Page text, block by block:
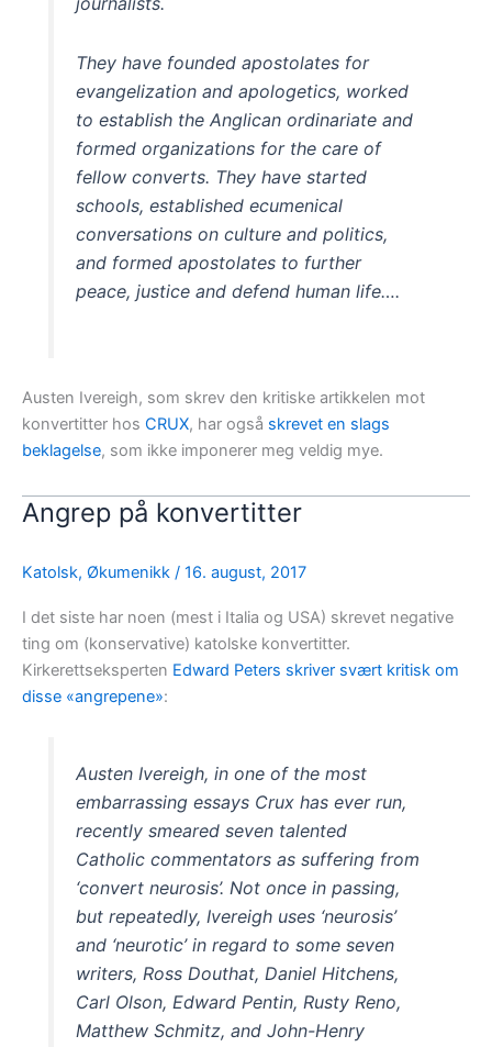
They have founded apostolates for
evangelization and apologetics, worked
to establish the Anglican ordinariate and
formed organizations for the care of
fellow converts. They have started
schools, established ecumenical
conversations on culture and politics,
and formed apostolates to further
peace, justice and defend human life….
Austen Ivereigh, som skrev den kritiske artikkelen mot
konvertitter hos CRUX, har også skrevet en slags
beklagelse, som ikke imponerer meg veldig mye.
Angrep på konvertitter
Katolsk, Økumenikk / 16. august, 2017
I det siste har noen (mest i Italia og USA) skrevet negative
ting om (konservative) katolske konvertitter.
Kirkerettseksperten Edward Peters skriver svært kritisk om
disse «angrepene»:
Austen Ivereigh, in one of the most
embarrassing essays Crux has ever run,
recently smeared seven talented
Catholic commentators as suffering from
‘convert neurosis’. Not once in passing,
but repeatedly, Ivereigh uses ‘neurosis’
and ‘neurotic’ in regard to some seven
writers, Ross Douthat, Daniel Hitchens,
Carl Olson, Edward Pentin, Rusty Reno,
Matthew Schmitz, and John-Henry